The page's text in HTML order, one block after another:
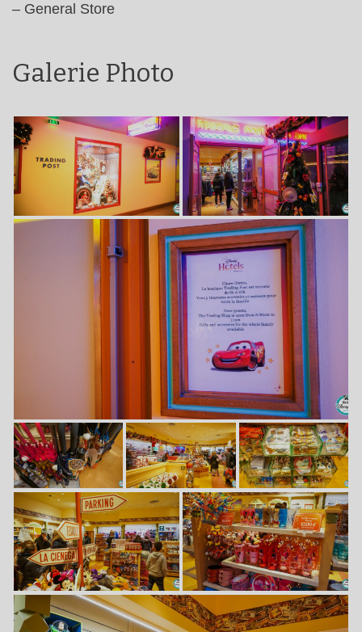
– General Store
Galerie Photo